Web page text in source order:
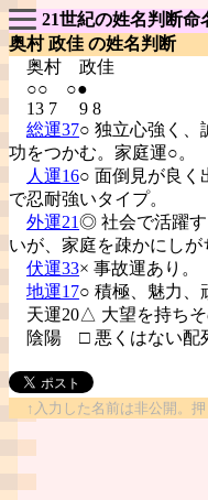
21世紀の姓名判断命
奥村 政佳 の姓名判断
奥村 政佳
○○ ○●
13 7 9 8
総運37○ 独立心強く、
功をつかむ。家庭運○。
人運16○ 面倒見が良く
で忍耐強いタイプ。
外運21◎ 社会で活躍す
いが、家庭を疎かにしが
伏運33× 事故運あり。
地運17○ 積極、魅力、
天運20△ 大望を持ちそ
陰陽 □ 悪くはない配
↑入力した名前は非公開。押